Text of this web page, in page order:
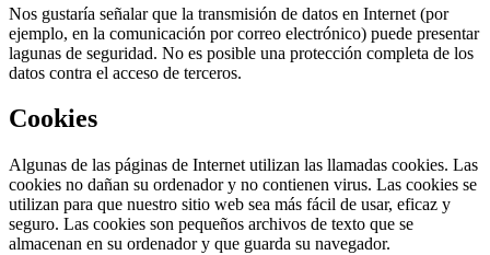
Nos gustaría señalar que la transmisión de datos en Internet (por
ejemplo, en la comunicación por correo electrónico) puede presentar
lagunas de seguridad. No es posible una protección completa de los
datos contra el acceso de terceros.
Cookies
Algunas de las páginas de Internet utilizan las llamadas cookies. Las
cookies no dañan su ordenador y no contienen virus. Las cookies se
utilizan para que nuestro sitio web sea más fácil de usar, eficaz y
seguro. Las cookies son pequeños archivos de texto que se
almacenan en su ordenador y que guarda su navegador.